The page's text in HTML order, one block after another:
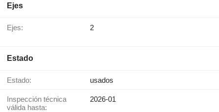
Ejes
Ejes: 2
Estado
Estado: usados
Inspección técnica
válida hasta:
2026-01